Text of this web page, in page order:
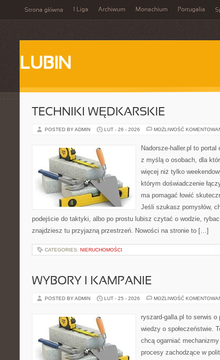
Strona główna 1 Liga Archiwum Monachium Portugalia
LUBIN
TECHNIKI WĘDKARSKIE
POSTED BY ADMIN LUT - 26 - 2026 MOŻLIWOŚĆ
Nadorsze-haller.pl to portal
z myślą o osobach, dla
więcej niż tylko
którym doświadczenie
ma pomagać łowić
Jeśli szukasz pomysłów,
podejście do taktyki, albo po prostu lubisz czytać o wodzie,
znajdziesz tu przyjazną przestrzeń. Nowości na stronie to […]
CATEGORIES: NIERUCHOMOŚCI
WYBORY I KAMPANIE
POSTED BY ADMIN LUT - 25 - 2026 MOŻLIWOŚĆ
ryszard-galla.pl to serwis
wiedzy o społeczeństwie.
chcą ogarniać
procesy zachodzące w